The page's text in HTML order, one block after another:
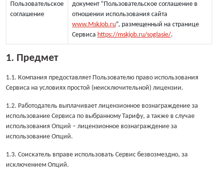
Пользовательское
соглашение
документ “Пользовательское соглашение в
отношении использования сайта
www.MskJob.ru”, размещенный на странице
Сервиса https://mskjob.ru/soglasie/.
1. Предмет
1.1. Компания предоставляет Пользователю право использования
Сервиса на условиях простой (неисключительной) лицензии.
1.2. Работодатель выплачивает лицензионное вознаграждение за
использование Сервиса по выбранному Тарифу, а также в случае
использования Опций – лицензионное вознаграждение за
использование Опций.
1.3. Соискатель вправе использовать Сервис безвозмездно, за
исключением Опций.